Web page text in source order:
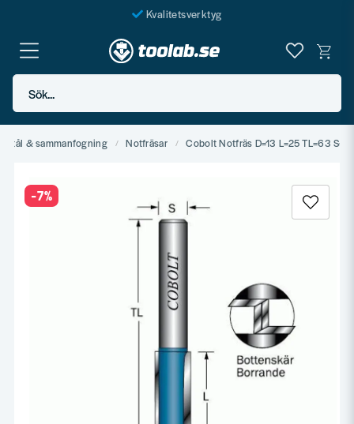
Kvalitetsverktyg
Fraktfritt över 999 SEK*
En järnhandel för alla
Sök...
& sammanfogning Notfräsar Cobolt Notfräs D=13 L=25 TL=63 S=8
-7%